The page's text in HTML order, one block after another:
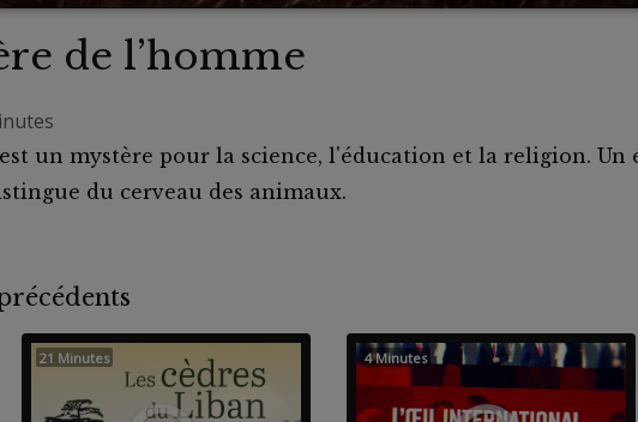
de l’homme
un mystère pour la science, l'éducation et la religion.
du cerveau des animaux.
21 Minutes 4 Minutes